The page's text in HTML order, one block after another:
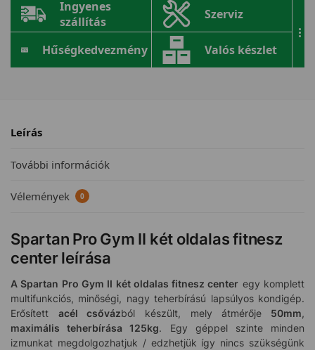
Ingyenes
szállítás
Szerviz
Hűségkedvezmény Valós készlet
...
Leírás
További információk
Vélemények 0
Spartan Pro Gym II két oldalas fitnesz
center leírása
A Spartan Pro Gym II két oldalas fitnesz center egy komplett
multifunkciós, minőségi, nagy teherbírású lapsúlyos kondigép.
Erősített acél csővázból készült, mely átmérője 50mm,
maximális teherbírása 125kg. Egy géppel szinte minden
izmunkat megdolgozhatjuk / edzhetjük így nincs szükségünk